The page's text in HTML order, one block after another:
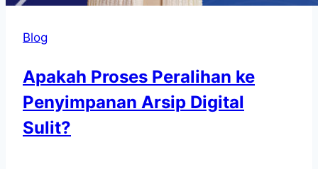
Blog
Apakah Proses Peralihan ke
Penyimpanan Arsip Digital
Sulit?